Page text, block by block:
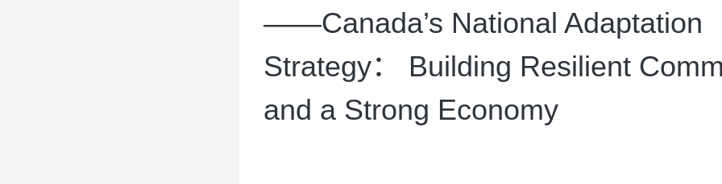
——Canada’s National Adaptation
Strategy： Building Resilient
and a Strong Economy